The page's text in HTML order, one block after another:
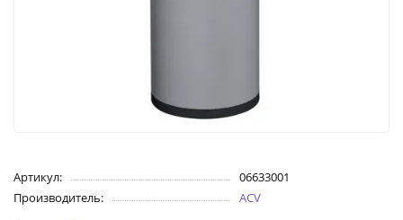
Артикул:
06633001
Производитель:
ACV